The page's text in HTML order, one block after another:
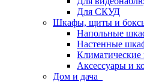
Для СКУД
Шкафы, щиты и
Напольные
Настенные
Аксессуары и
Дом и дача